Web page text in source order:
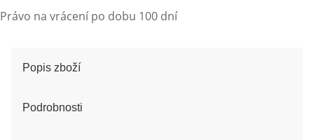
Právo na vrácení po dobu 100 dní
Popis zboží
Podrobnosti